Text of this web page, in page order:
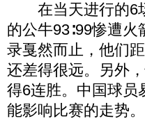
在当天进行的6场
的公牛93∶99惨遭
录戛然而止，他们
还差得很远。另外
得6连胜。中国球员
能影响比赛的走势。